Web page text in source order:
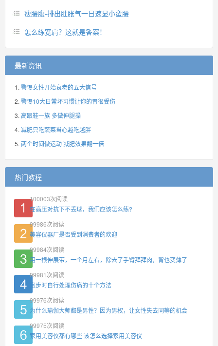
瘦腰腹-排出肚胀气一日速显小蛮腰
怎么练宽肩？这就是答案！
最新资讯
警惕女性开始衰老的五大信号
警惕10大日常坏习惯让你的胃很受伤
高跟鞋一族 多做伸腿操
减肥只吃蔬菜当心越吃越胖
两个时间做运动 减肥效果翻一倍
热门教程
100003次阅读
在高压对抗下不丢球，我们应该怎么练?
99986次阅读
美容仪器厂是否受到消费者的欢迎
99984次阅读
用一根伸展带，一个月左右，除去了手臂拜拜肉，背也变薄了
99981 次阅读
跑步时自行处理伤痛的十个方法
99976次阅读
为什么瑜伽大师都是男性？因为男权，让女性失去同等的机会
99975次阅读
家用美容仪都有哪些 该怎么选择家用美容仪